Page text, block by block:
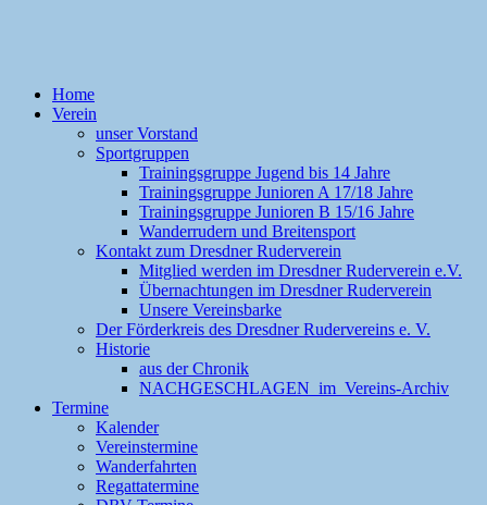
Home
Verein
unser Vorstand
Sportgruppen
Trainingsgruppe Jugend bis 14 Jahre
Trainingsgruppe Junioren A 17/18 Jahre
Trainingsgruppe Junioren B 15/16 Jahre
Wanderrudern und Breitensport
Kontakt zum Dresdner Ruderverein
Mitglied werden im Dresdner Ruderverein e.V.
Übernachtungen im Dresdner Ruderverein
Unsere Vereinsbarke
Der Förderkreis des Dresdner Rudervereins e. V.
Historie
aus der Chronik
NACHGESCHLAGEN im Vereins-Archiv
Termine
Kalender
Vereinstermine
Wanderfahrten
Regattatermine